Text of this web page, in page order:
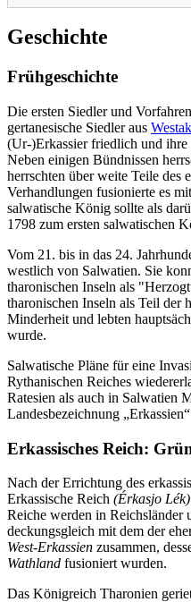
Geschichte
Frühgeschichte
Die ersten Siedler und
gertanesische Siedler aus
(Ur-)Erkassier friedlich und ihre
Neben einigen Bündnissen
herrschten über weite Teile des
Verhandlungen fusionierte es
salwatische König sollte als
1798 zum ersten salwatischen
Vom 21. bis in das 24.
westlich von Salwatien. Sie
tharonischen Inseln als
tharonischen Inseln als Teil der
Minderheit und lebten
wurde.
Salwatische Pläne für eine
Rythanischen Reiches
Ratesien als auch in Salwatien
Landesbezeichnung
Erkassisches Reich:
Nach der Errichtung des
Erkassische Reich (Érkasjo Lék)
Reiche werden in Reichsländer
deckungsgleich mit dem der
West-Erkassien zusammen,
Wathland fusioniert wurden.
Das Königreich Tharonien